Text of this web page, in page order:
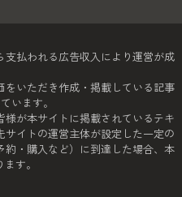
支払われる広告収入により運営が成
をいただき作成・掲載している記事
います。
様が本サイトに掲載されているテキ
イトの運営主体が設定した一定の
・購入など）に到達した場合、本
す。